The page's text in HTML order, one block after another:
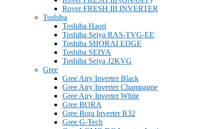
Rover FRESH III INVERTER
Toshiba
Toshiba Haori
Toshiba Seiya RAS-TVG-EE
Toshiba SHORAI EDGE
Toshiba SEIYA
Toshiba Seiya J2KVG
Gree
Gree Airy Inverter Black
Gree Airy Inverter Champagne
Gree Airy Inverter White
Gree BORA
Gree Bora Inverter R32
Gree G-Tech